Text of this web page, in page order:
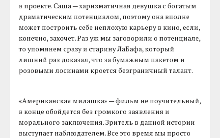
в проекте. Саша — харизматичная девушка с богатым
драматическим потенциалом, поэтому она вполне
может построить себе неплохую карьеру в кино, если,
конечно, захочет. Раз уж мы заговорили о потенциале,
то упомянем сразу и старину ЛаБафа, который
лишний раз доказал, что за бумажным пакетом и
розовыми лосинами кроется безграничный талант.
«Американская милашка» — фильм не поучительный,
в конце обойдется без громкого заявления и
морального заключения. Зритель в данной истории
выступает наблюдателем. Все это время мы просто